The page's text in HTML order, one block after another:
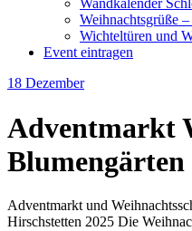
Wandkalender
Weihnachtsgrüße
Wichteltüren und
Event eintragen
18 Dezember
Adventmarkt
Adventmarkt und
Hirschstetten 2025 Die